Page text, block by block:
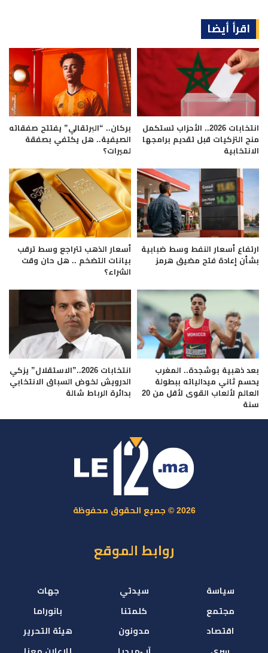
اقرأ أيضا
انتخابات 2026.. الأحزاب تستكمل
منح التزكيات قبل تقديم برامجها
الانتخابية
بركان.. “البرتقالي” يفتتح صفقاته
الصيفية.. هل يكتفي بصفقة
لميرات؟
ارتفاع أسعار النفط وسط ضبابية
بشأن إعادة فتح مضيق هرمز
أسعار الذهب تتراجع وسط ترقب
بيانات التضخم .. هل حان وقت
الشراء؟
بعد ذهبية بوشجدة.. المغرب
يحسم ثاني ميدالياته ببطولة
العالم لألعاب القوى لأقل من 20
سنة
انتخابات 2026..”الاستقلال” يزكي
الدرويش لخوض السباق الانتخابي
بدائرة الرباط شالة
2026 © جميع الحقوق محفوظة
روابط الموقع
سياسة
مجتمع
اقتصاد
سري
سيدتي
كلمتنا
مدونون
آر -ميديا
جهات
بانوراما
هيئة التحرير
للإعلان معنا